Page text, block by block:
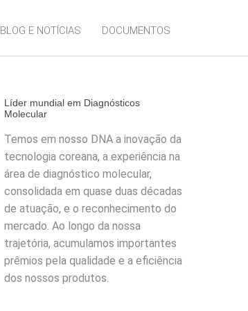
BLOG E NOTÍCIAS DOCUMENTOS
Líder mundial em Diagnósticos
Molecular
Temos em nosso DNA a inovação da
tecnologia coreana, a experiência na
área de diagnóstico molecular,
consolidada em quase duas décadas
de atuação, e o reconhecimento do
mercado. Ao longo da nossa
trajetória, acumulamos importantes
prêmios pela qualidade e a eficiência
dos nossos produtos.